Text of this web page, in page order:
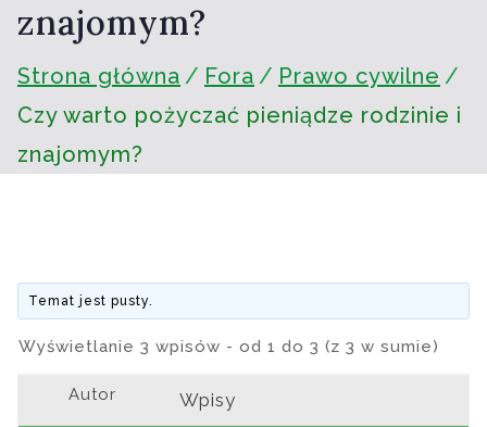
znajomym?
Strona główna Fora
Prawo cywilne
Czy warto pożyczać pieniądze rodzinie i
znajomym?
Temat jest pusty.
Wyświetlanie 3 wpisów - od 1 do 3 (z 3 w sumie)
Autor Wpisy